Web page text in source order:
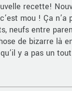
recette!
mou ! Ça n’a
neufs entre
de bizarre là
y a pas un